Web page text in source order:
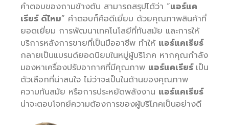
คำตอบของถามข้างต้น สามารถสรุปได้ว่า “แอร์แค
เรียร์ ดีไหม” คำตอบก็คือดีเยี่ยม ด้วยคุณภาพสินค้าที่
ยอดเยี่ยม การพัฒนาเทคโนโลยีที่ทันสมัย และการให้
บริการหลังการขายที่เป็นมืออาชีพ ทำให้ แอร์แคเรียร์
กลายเป็นแบรนด์ยอดนิยมในหมู่ผู้บริโภค หากคุณกำลัง
มองหาเครื่องปรับอากาศที่มีคุณภาพ แอร์แคเรียร์ เป็น
ตัวเลือกที่น่าสนใจ ไม่ว่าจะเป็นในด้านของคุณภาพ
ความทันสมัย หรือการประหยัดพลังงาน แอร์แคเรียร์
น่าจะตอบโจทย์ความต้องการของผู้บริโภคเป็นอย่างดี